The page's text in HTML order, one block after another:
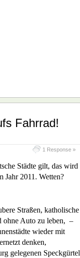
Fahrrad!
1 Response »
Städte gilt, das wird
Jahr 2011. Wetten?
Straßen, katholische
ohne Auto zu leben, –
wieder mit
denken,
gelegenen Speckgürtel